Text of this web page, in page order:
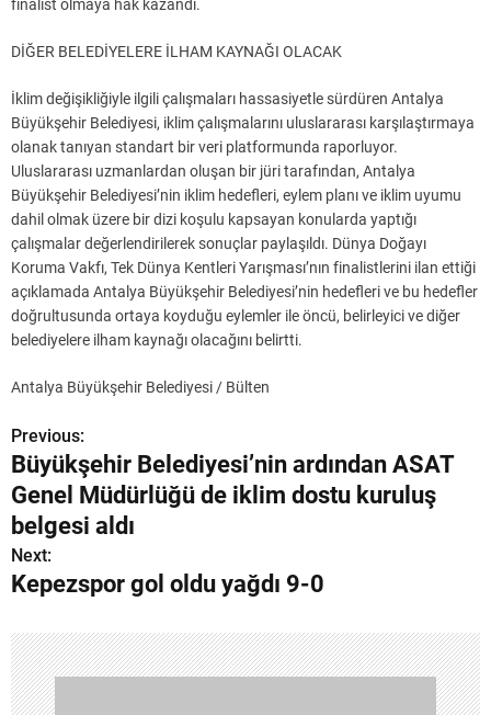
finalist olmaya hak kazandı.
DİĞER BELEDİYELERE İLHAM KAYNAĞI OLACAK
İklim değişikliğiyle ilgili çalışmaları hassasiyetle sürdüren Antalya
Büyükşehir Belediyesi, iklim çalışmalarını uluslararası karşılaştırmaya
olanak tanıyan standart bir veri platformunda raporluyor.
Uluslararası uzmanlardan oluşan bir jüri tarafından, Antalya
Büyükşehir Belediyesi’nin iklim hedefleri, eylem planı ve iklim uyumu
dahil olmak üzere bir dizi koşulu kapsayan konularda yaptığı
çalışmalar değerlendirilerek sonuçlar paylaşıldı. Dünya Doğayı
Koruma Vakfı, Tek Dünya Kentleri Yarışması’nın finalistlerini ilan ettiği
açıklamada Antalya Büyükşehir Belediyesi’nin hedefleri ve bu hedefler
doğrultusunda ortaya koyduğu eylemler ile öncü, belirleyici ve diğer
belediyelere ilham kaynağı olacağını belirtti.
Antalya Büyükşehir Belediyesi / Bülten
Y
a
z
ı
e
z
Previous:
Büyükşehir Belediyesi’nin ardından ASAT
Genel Müdürlüğü de iklim dostu kuruluş
belgesi aldı
Next:
Kepezspor gol oldu yağdı 9-0